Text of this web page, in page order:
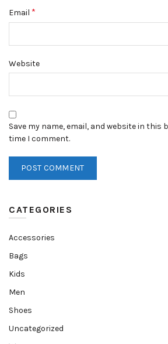
Email *
Website
Save my name, email, and website in this
time I comment.
CATEGORIES
Accessories
Bags
Kids
Men
Shoes
Uncategorized